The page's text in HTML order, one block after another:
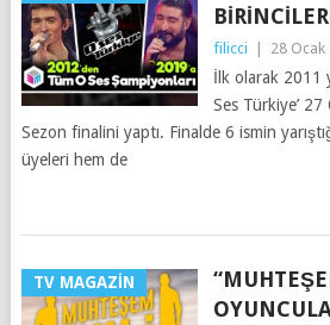
filicci 28 Ocak
İlk olarak 2011
Ses Türkiye’
Sezon finalini yaptı. Finalde 6 ismin
üyeleri hem de
TV MAGAZIN